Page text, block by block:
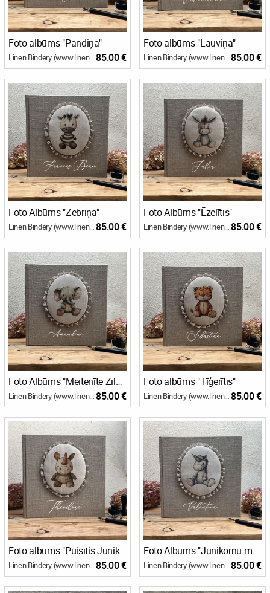
Foto albūms "Pandiņa"
Linen Bindery (www.linenbindery.com) 85.00 €
Foto albūms "Lauviņa"
Linen Bindery (www.linenbindery.com) 85.00 €
Foto Albūms "Zebriņa"
Linen Bindery (www.linenbindery.com) 85.00 €
Foto Albūms "Ēzelītis"
Linen Bindery (www.linenbindery.com) 85.00 €
Foto Albūms "Meitenīte Zilonīte"
Linen Bindery (www.linenbindery.com) 85.00 €
Foto albūms "Tīģerītis"
Linen Bindery (www.linenbindery.com) 85.00 €
Foto albūms "Puisītis Junikorns"
Linen Bindery (www.linenbindery.com) 85.00 €
Foto Albūms "Junikornu meitenīte"
Linen Bindery (www.linenbindery.com) 85.00 €